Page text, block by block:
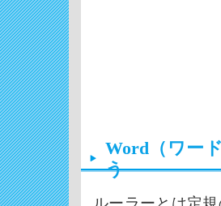
Word（ワー
う